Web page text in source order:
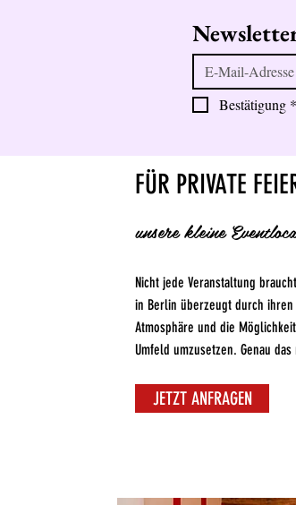
Bestätigung *
FÜR PRIVATE
unsere kleine
Nicht jede Veranstaltung
in Berlin überzeugt durch
Atmosphäre und die
Umfeld umzusetzen. Genau
JETZT ANFRAGEN